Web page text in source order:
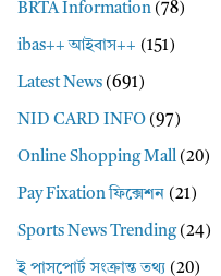
BRTA Information (78)
ibas++ আইবাস++ (151)
Latest News (691)
NID CARD INFO (97)
Online Shopping Mall (20)
Pay Fixation ফিক্সেশন (21)
Sports News Trending(24)
ই পাসপোর্ট সংক্রান্ত তথ্য (20)